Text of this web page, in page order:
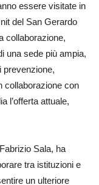
essere visitate in
del San Gerardo
collaborazione,
una sede più ampia,
prevenzione,
collaborazione con
l’offerta attuale,
Sala, ha
tra istituzioni e
un ulteriore